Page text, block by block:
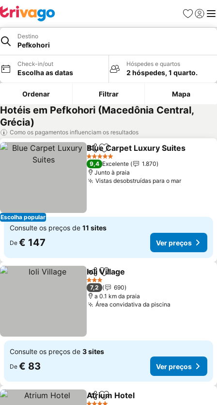
Favoritos
Iniciar
Destino
Pefkohori
Check-in/out
Escolha as datas
Hóspedes e quartos
2 hóspedes, 1 quarto.
Ordenar Filtrar Mapa
Hotéis em Pefkohori (Macedônia Central,
Grécia)
Como os pagamentos influenciam os resultados
Escolha popular
PartilharAdicionar aos favoritos
Blue Carpet Luxury Suites
5 Estrelas
9,4 Excelente
1.870
Junto à praia
Vistas desobstruídas para o mar
Consulte os preços de 11 sites
De € 147 Ver preços
PartilharAdicionar aos favoritos
Ioli Village
3 Estrelas
7,2
690
a 0.1 km da praia
Área convidativa da piscina
Consulte os preços de 3 sites
De € 83 Ver preços
PartilharAdicionar aos favoritos
Atrium Hotel